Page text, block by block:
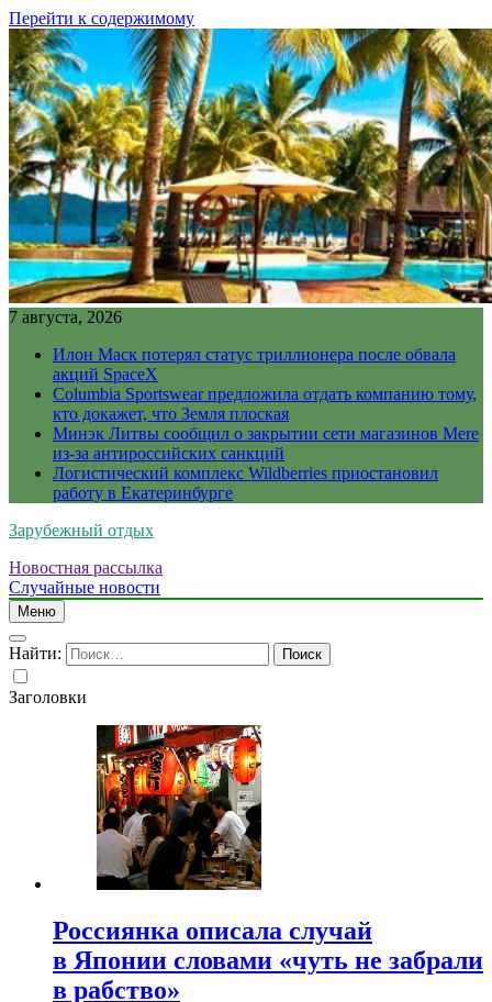
Перейти к содержимому
7 августа, 2026
Илон Маск потерял статус триллионера после обвала
акций SpaceX
Columbia Sportswear предложила отдать компанию тому,
кто докажет, что Земля плоская
Минэк Литвы сообщил о закрытии сети магазинов Mere
из-за антироссийских санкций
Логистический комплекс Wildberries приостановил
работу в Екатеринбурге
Зарубежный отдых
Новостная рассылка
Случайные новости
Меню
Найти:
Заголовки
Россиянка описала случай
в Японии словами «чуть не забрали
в рабство»